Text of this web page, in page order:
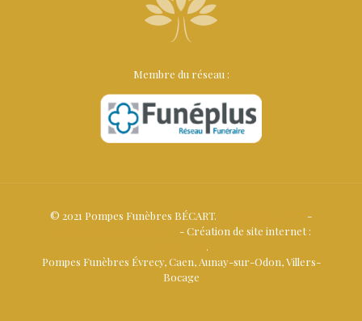
Membre du réseau :
© 2021 Pompes Funèbres BÉCART.
-
- Création de site internet :
.
Pompes Funèbres Évrecy, Caen, Aunay-sur-Odon, Villers-
Bocage